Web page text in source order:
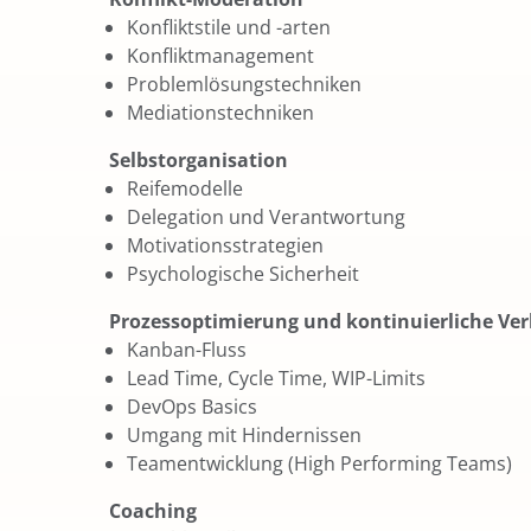
Konfliktstile und -arten
Konfliktmanagement
Problemlösungstechniken
Mediationstechniken
Selbstorganisation
Reifemodelle
Delegation und Verantwortung
Motivationsstrategien
Psychologische Sicherheit
Prozessoptimierung und kontinuierliche
Kanban-Fluss
Lead Time, Cycle Time, WIP-Limits
DevOps Basics
Umgang mit Hindernissen
Teamentwicklung (High Performing Teams)
Coaching